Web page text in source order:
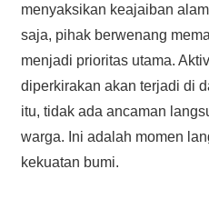
menyaksikan keajaiban
saja, pihak berwenang
menjadi prioritas utama.
diperkirakan akan terjadi di
itu, tidak ada ancaman
warga. Ini adalah momen
kekuatan bumi.